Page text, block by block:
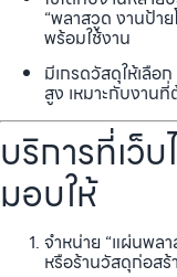
“พลาสวูด งานป้า
พร้อมใช้งาน
มีเกรดวัสดุให้เลือ
สูง เหมาะกับงาน
บริการที่เว็
มอบให้
จำหน่าย “แผ่นพล
หรือร้านวัสดุก่อสร้